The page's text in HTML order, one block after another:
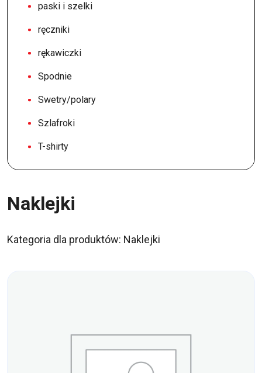
paski i szelki
ręczniki
rękawiczki
Spodnie
Swetry/polary
Szlafroki
T-shirty
Naklejki
Kategoria dla produktów: Naklejki